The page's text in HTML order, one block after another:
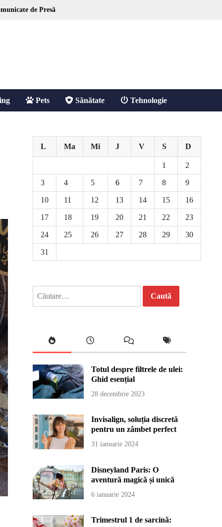
de Presă
Pets Sănătate Tehnologie
L Ma Mi J V S D
1 2
3 4 5 6 7 8 9
10 11 12 13 14 15 16
17 18 19 20 21 22 23
24 25 26 27 28 29 30
31
Totul despre filtrele de ulei:
Ghid esențial
28 decembrie 2023
Invisalign, soluția discretă
pentru un zâmbet perfect
31 ianuarie 2024
Disneyland Paris: O
aventură magică și unică
6 ianuarie 2024
Trimestrul 1 de sarcină: